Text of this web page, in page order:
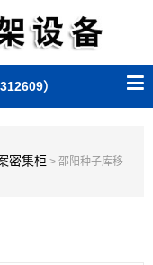
）
密集柜 > 邵阳种子库移